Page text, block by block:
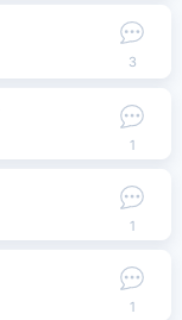
3
1
1
1